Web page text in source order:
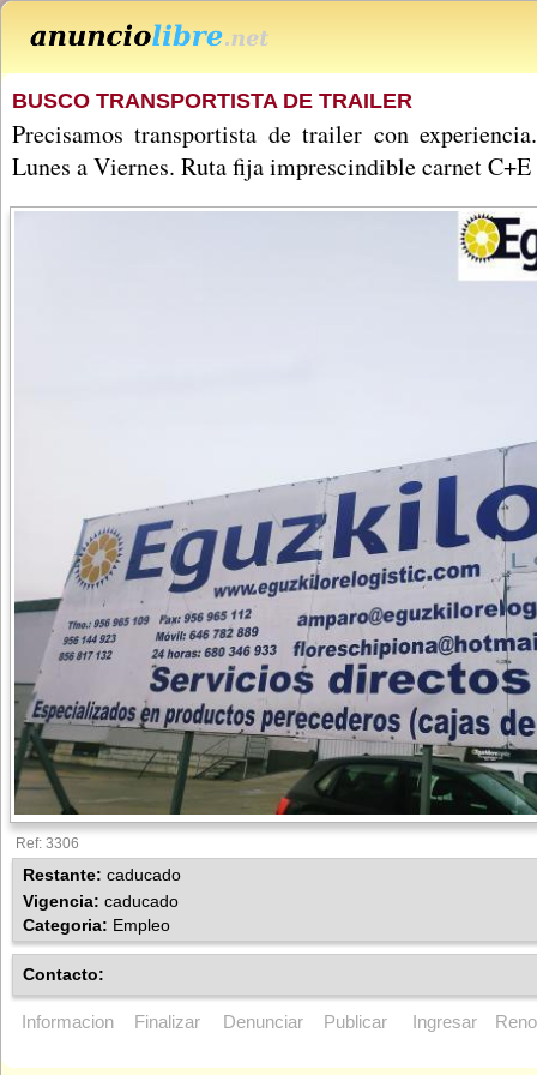
BUSCO TRANSPORTISTA DE TRAILER
Precisamos transportista de trailer con
Lunes a Viernes. Ruta fija imprescindible carnet C+E
Ref: 3306
Restante: caducado
Vigencia: caducado
Categoria: Empleo
Contacto:
Informacion Finalizar Denunciar Publicar Ingresar